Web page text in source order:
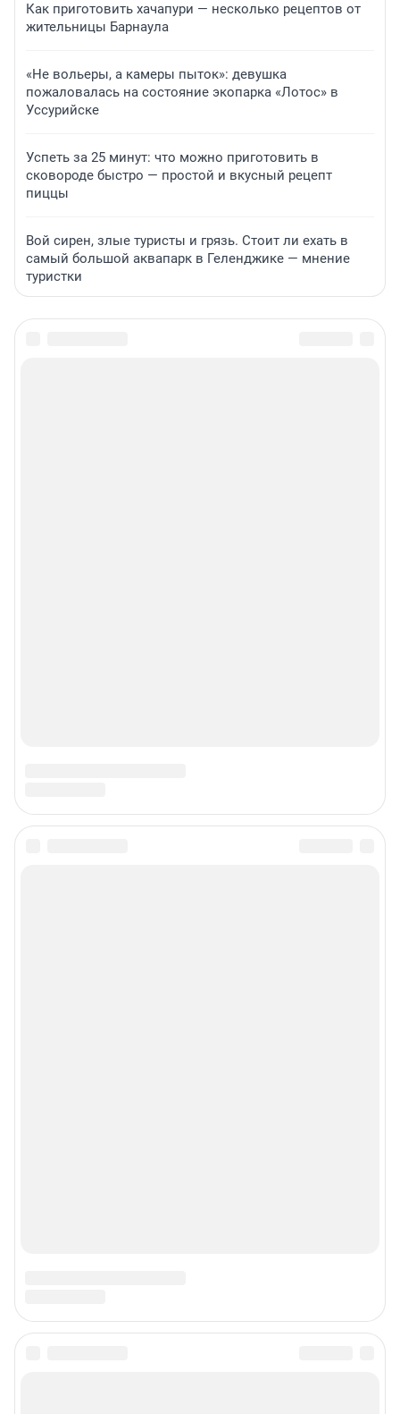
Как приготовить хачапури — несколько рецептов от
жительницы Барнаула
«Не вольеры, а камеры пыток»: девушка
пожаловалась на состояние экопарка «Лотос» в
Уссурийске
Успеть за 25 минут: что можно приготовить в
сковороде быстро — простой и вкусный рецепт
пиццы
Вой сирен, злые туристы и грязь. Стоит ли ехать в
самый большой аквапарк в Геленджике — мнение
туристки